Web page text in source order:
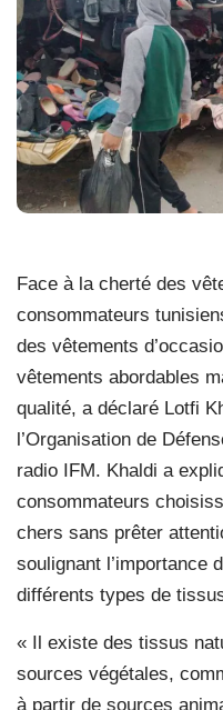
Face à la cherté des
consommateurs
des vêtements
vêtements abordables
qualité, a déclaré Lotfi
l’Organisation de
radio IFM. Khaldi a
consommateurs
chers sans prêter
soulignant l’importance
différents types de
« Il existe des tissus
sources végétales,
à partir de sources